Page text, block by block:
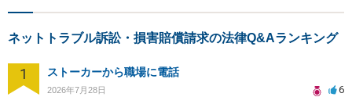
ネットトラブル訴訟・損害賠償請求の法律Q&Aランキング
1 ストーカーから職場に電話
2026年7月28日 6